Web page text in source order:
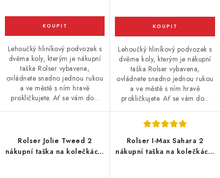
Lehoučký hliníkový podvozek s
dvěma koly, kterým je nákupní
taška Rolser vybavena,
ovládnete snadno jednou rukou
a ve městě s ním hravě
prokličkujete. Ať se vám do...
Lehoučký hliníkový podvozek s
dvěma koly, kterým je nákupní
taška Rolser vybavena,
ovládnete snadno jednou rukou
a ve městě s ním hravě
prokličkujete. Ať se vám do...
Rolser Jolie Tweed 2
nákupní taška na kolečkách,
Rolser I-Max Sahara 2
nákupní taška na kolečkách,